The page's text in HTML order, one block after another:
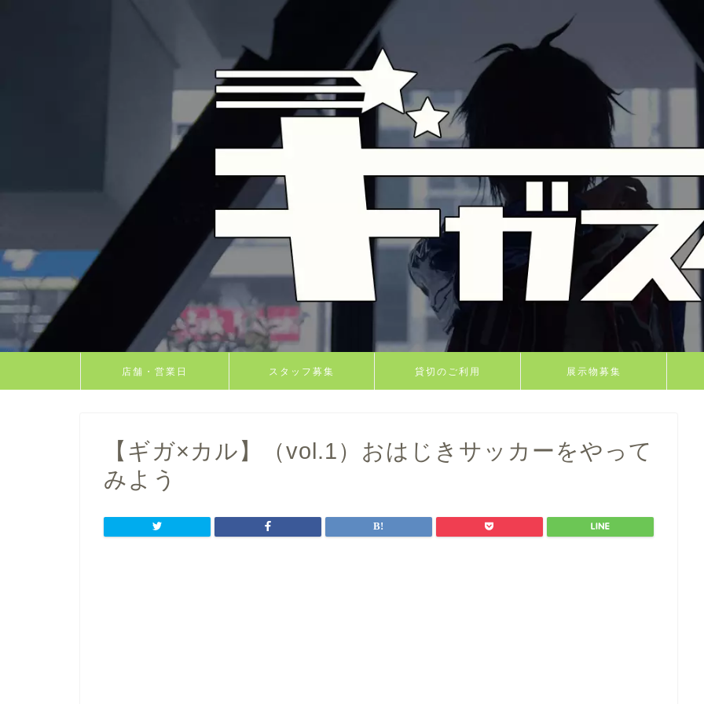
店舗・営業日 スタッフ募集 貸切のご利用 展示物募集
【ギガ×カル】（vol.1）おはじきサッカーをやって
みよう